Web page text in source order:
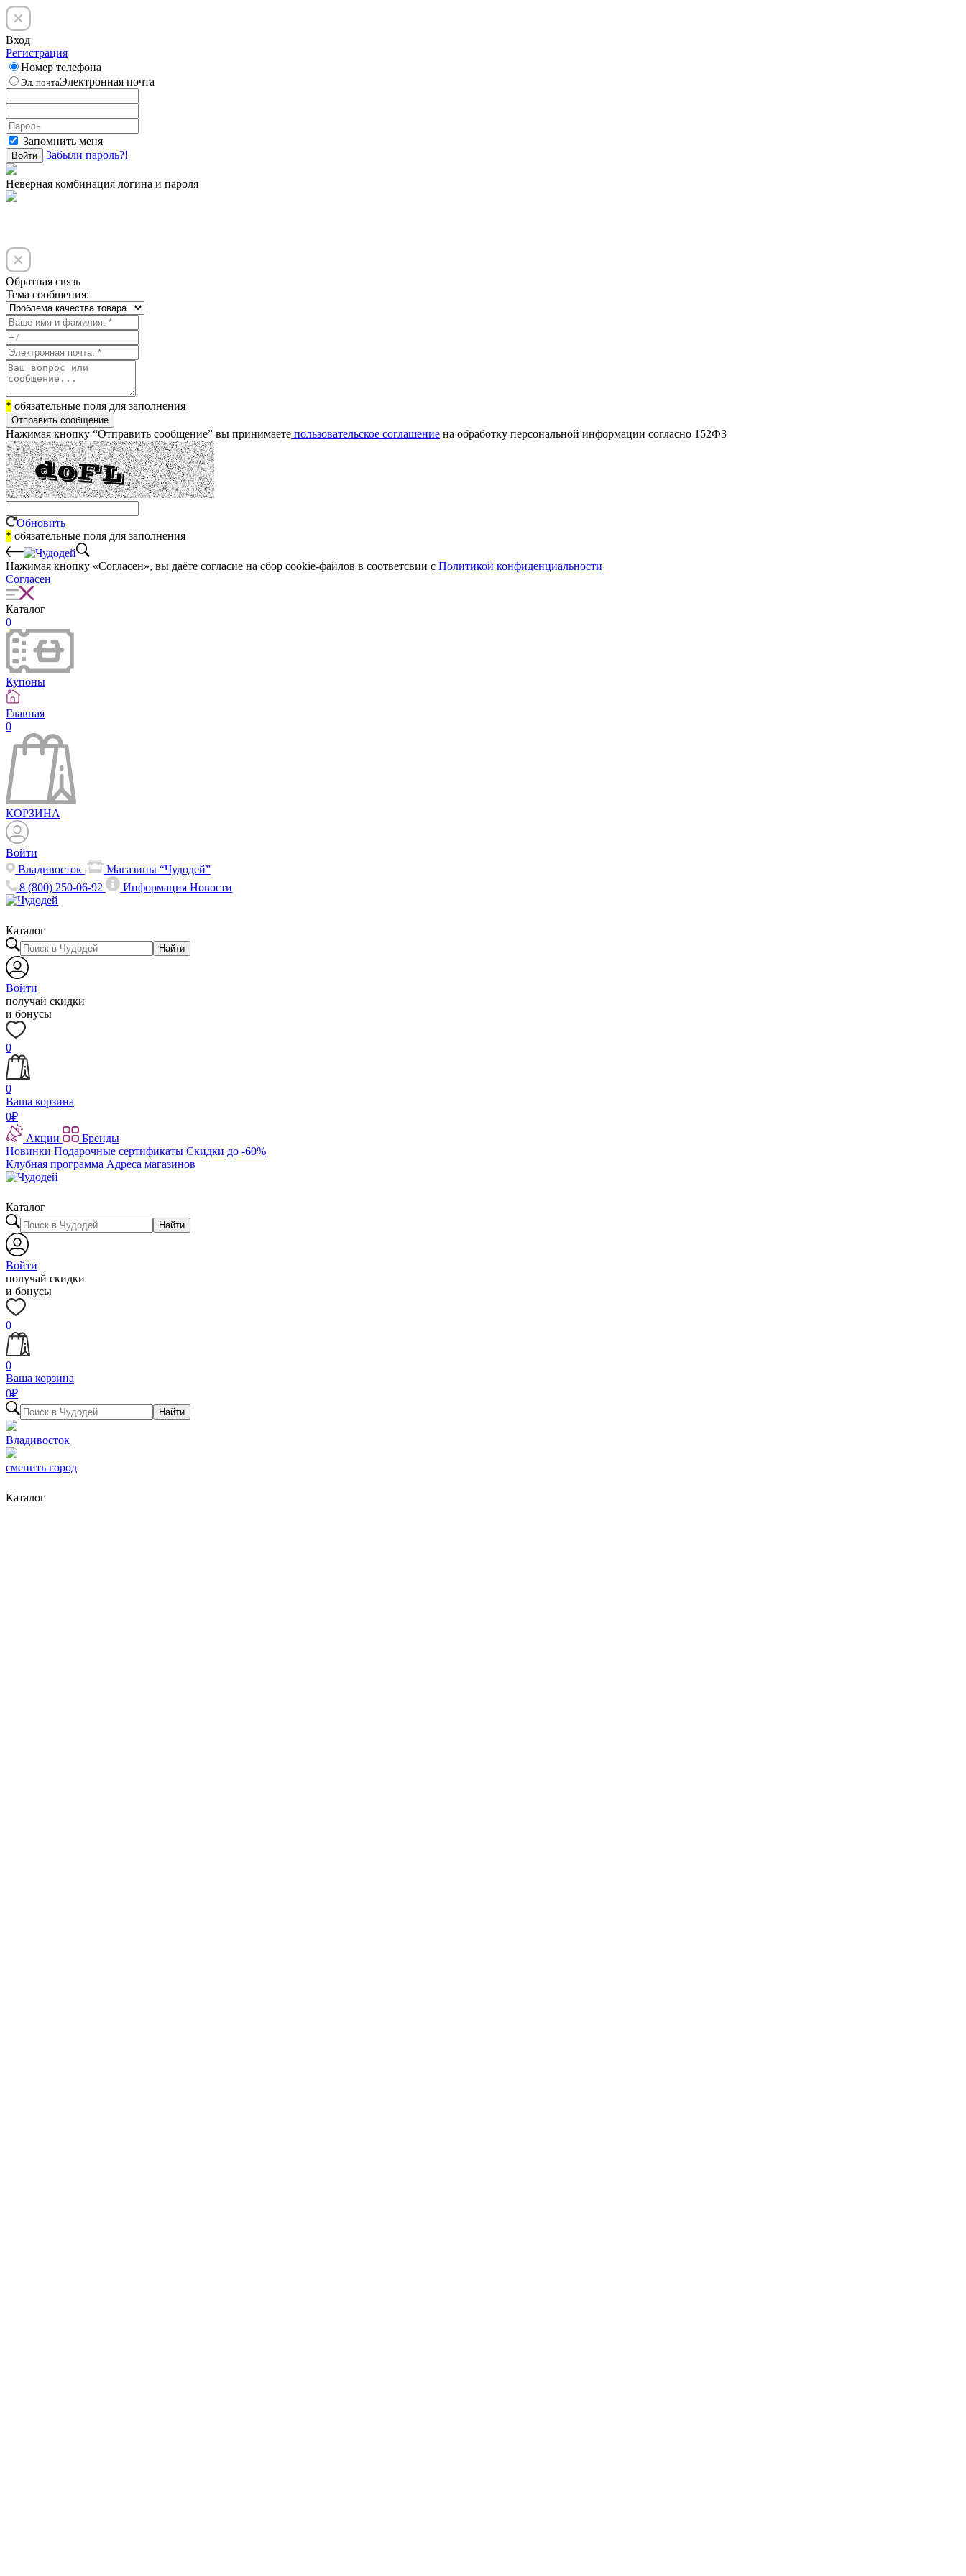
Вход
Регистрация
Номер телефона
Эл. почтаЭлектронная почта
Запомнить меня
Войти Забыли пароль?!
Неверная комбинация логина и пароля
Обратная связь
Тема сообщения:
* обязательные поля для заполнения
Отправить сообщение
Нажимая кнопку “Отправить сообщение” вы принимаете пользовательское соглашение на обработку персональной информации согласно 152ФЗ
Обновить
* обязательные поля для заполнения
Нажимая кнопку «Согласен», вы даёте cогласие на сбор cookie-файлов в соответсвии с Политикой конфиденциальности
Согласен
Каталог
0
Купоны
Главная
0
КОРЗИНА
Войти
Владивосток
Магазины “Чудодей”
8 (800) 250-06-92
ИнформацияНовости
Каталог
Найти
Войти
получай скидки
и бонусы
0
0
Ваша корзина
0₽
Акции
Бренды
Новинки Подарочные сертификаты Скидки до -60%
Клубная программа Адреса магазинов
Каталог
Найти
Войти
получай скидки
и бонусы
0
0
Ваша корзина
0₽
Найти
Владивосток
сменить город
Каталог